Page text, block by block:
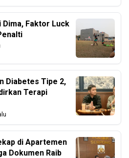
Faktor Luck
Diabetes Tipe 2,
Terapi
di Apartemen
Dokumen Raib